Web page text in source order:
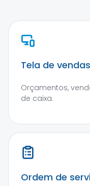
Tela de
Orçamentos,
de caixa.
Ordem de